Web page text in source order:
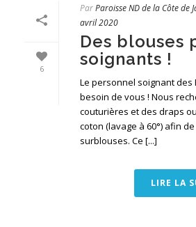
6
ParParoisse ND de la Côte de
avril 2020
Des blouses
soignants !
Le personnel soignant des
besoin de vous ! Nous
couturières et des draps
coton (lavage à 60°) afin
surblouses. Ce [...]
LIRE LA